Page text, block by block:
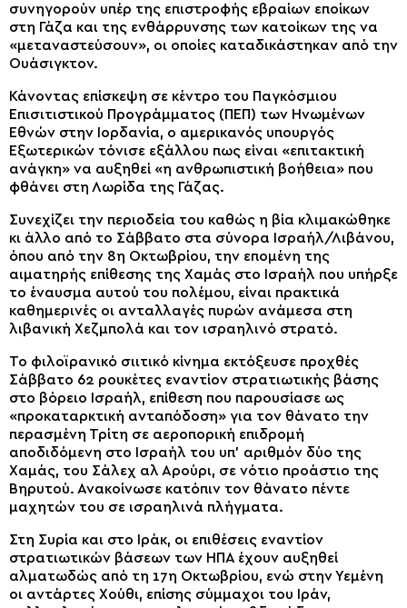
συνηγορούν υπέρ της επιστροφής εβραίων εποίκων
στη Γάζα και της ενθάρρυνσης των κατοίκων της να
«μεταναστεύσουν», οι οποίες καταδικάστηκαν από την
Ουάσιγκτον.
Κάνοντας επίσκεψη σε κέντρο του Παγκόσμιου
Επισιτιστικού Προγράμματος (ΠΕΠ) των Ηνωμένων
Εθνών στην Ιορδανία, ο αμερικανός υπουργός
Εξωτερικών τόνισε εξάλλου πως είναι «επιτακτική
ανάγκη» να αυξηθεί «η ανθρωπιστική βοήθεια» που
φθάνει στη Λωρίδα της Γάζας.
Συνεχίζει την περιοδεία του καθώς η βία κλιμακώθηκε
κι άλλο από το Σάββατο στα σύνορα Ισραήλ/Λιβάνου,
όπου από την 8η Οκτωβρίου, την επομένη της
αιματηρής επίθεσης της Χαμάς στο Ισραήλ που υπήρξε
το έναυσμα αυτού του πολέμου, είναι πρακτικά
καθημερινές οι ανταλλαγές πυρών ανάμεσα στη
λιβανική Χεζμπολά και τον ισραηλινό στρατό.
Το φιλοϊρανικό σιιτικό κίνημα εκτόξευσε προχθές
Σάββατο 62 ρουκέτες εναντίον στρατιωτικής βάσης
στο βόρειο Ισραήλ, επίθεση που παρουσίασε ως
«προκαταρκτική ανταπόδοση» για τον θάνατο την
περασμένη Τρίτη σε αεροπορική επιδρομή
αποδιδόμενη στο Ισραήλ του υπ’ αριθμόν δύο της
Χαμάς, του Σάλεχ αλ Αρούρι, σε νότιο προάστιο της
Βηρυτού. Ανακοίνωσε κατόπιν τον θάνατο πέντε
μαχητών του σε ισραηλινά πλήγματα.
Στη Συρία και στο Ιράκ, οι επιθέσεις εναντίον
στρατιωτικών βάσεων των ΗΠΑ έχουν αυξηθεί
αλματωδώς από τη 17η Οκτωβρίου, ενώ στην Υεμένη
οι αντάρτες Χούθι, επίσης σύμμαχοι του Ιράν,